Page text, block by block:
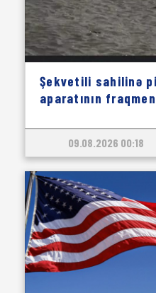
Şekvetili sahilinə
aparatının
09.08.2026 00:18